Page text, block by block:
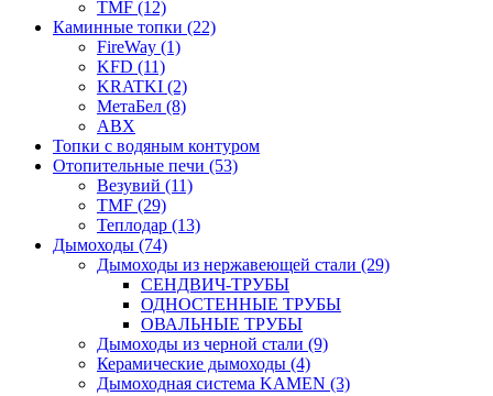
TMF (12)
Каминные топки (22)
FireWay (1)
KFD (11)
KRATKI (2)
МетаБел (8)
ABX
Топки с водяным контуром
Отопительные печи (53)
Везувий (11)
TMF (29)
Теплодар (13)
Дымоходы (74)
Дымоходы из нержавеющей стали (29)
СЕНДВИЧ-ТРУБЫ
ОДНОСТЕННЫЕ ТРУБЫ
ОВАЛЬНЫЕ ТРУБЫ
Дымоходы из черной стали (9)
Керамические дымоходы (4)
Дымоходная система KAMEN (3)